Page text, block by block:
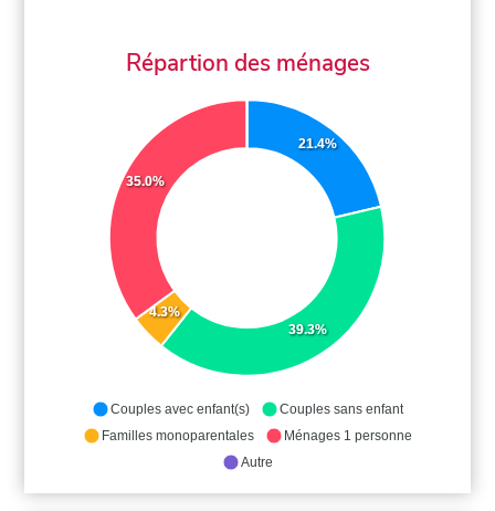
Répartion des ménages
21.4%
39.3%
4.3%
35.0%
Couples avec enfant(s)
Couples sans enfant
Familles monoparentales
Ménages 1 personne
Autre